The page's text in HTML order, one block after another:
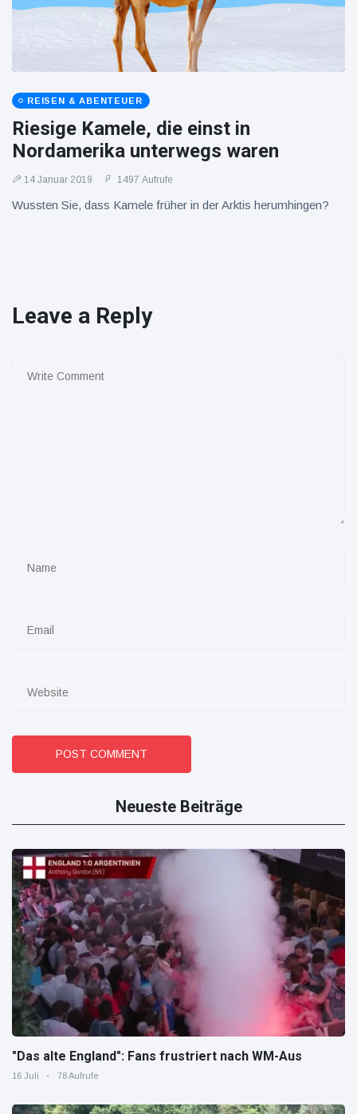
REISEN & ABENTEUER
Riesige Kamele, die einst in
Nordamerika unterwegs waren
14 Januar 2019 1497 Aufrufe
Wussten Sie, dass Kamele früher in der Arktis herumhingen?
Leave a Reply
POST COMMENT
Neueste Beiträge
"Das alte England": Fans frustriert nach WM-Aus
16 Juli 78 Aufrufe